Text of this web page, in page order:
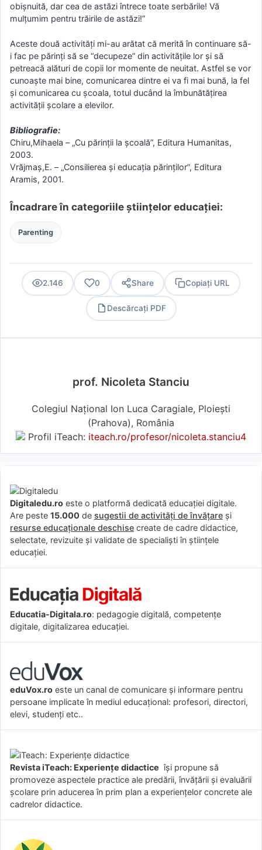
obișnuită, dar cea de astăzi întrece toate serbările! Vă
mulțumim pentru trăirile de astăzi!”
Aceste două activități mi-au arătat că merită în continuare să-
i fac pe părinți să se “decupeze” din activitățile lor și să
petreacă alături de copii lor momente de neuitat. Astfel se vor
cunoaște mai bine, comunicarea dintre ei va fi mai bună, la fel
și comunicarea cu școala, totul ducând la îmbunătățirea
activității școlare a elevilor.
Bibliografie:
Chiru,Mihaela – „Cu părinții la școală”, Editura Humanitas,
2003.
Vrăjmaș,E. – „Consilierea și educația părinților”, Editura
Aramis, 2001.
Încadrare în categoriile științelor educației:
Parenting
2.146 0 Share Copiați URL
Descărcați PDF
prof. Nicoleta Stanciu
Colegiul Național Ion Luca Caragiale, Ploiești
(Prahova), România
Profil iTeach: iteach.ro/profesor/nicoleta.stanciu4
Digitaledu.ro este o platformă dedicată educației digitale.
Are peste 15.000 de sugestii de activități de învățare și
resurse educaționale deschise create de cadre didactice,
selectate, revizuite și validate de specialiști în științele
educației.
Educatia-Digitala.ro: pedagogie digitală, competențe
digitale, digitalizarea educației.
eduVox.ro este un canal de comunicare și informare pentru
persoane implicate în mediul educațional: profesori, directori,
elevi, studenți etc..
Revista iTeach: Experienţe didactice îşi propune să
promoveze aspectele practice ale predării, învăţării şi evaluării
şcolare prin aducerea în prim plan a experienţelor concrete ale
cadrelor didactice.